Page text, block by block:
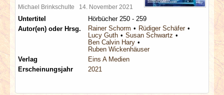
Michael Brinkschulte 14. November 2021
Untertitel
Hörbücher 250 - 259
Autor(en) oder Hrsg.
Rainer Schorm
Rüdiger Schäfer
Lucy Guth
Susan Schwartz
Ben Calvin Hary
Ruben Wickenhäuser
Verlag
Eins A Medien
Erscheinungsjahr
2021